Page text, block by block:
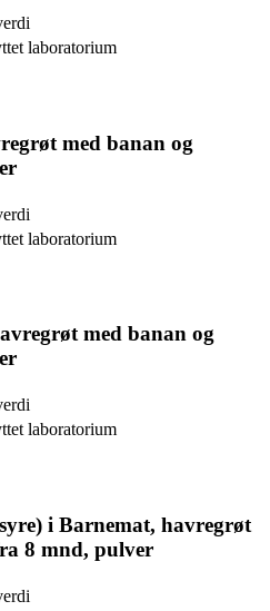
laboratorium
med banan og
laboratorium
med banan og
laboratorium
i Barnemat, havregrøt
8 mnd, pulver